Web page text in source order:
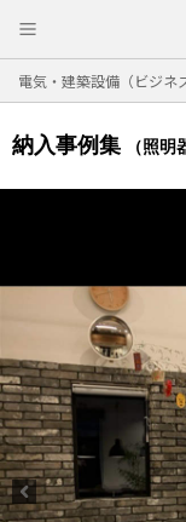
電気・建築設備（ビジネ
納入事例集 （照明